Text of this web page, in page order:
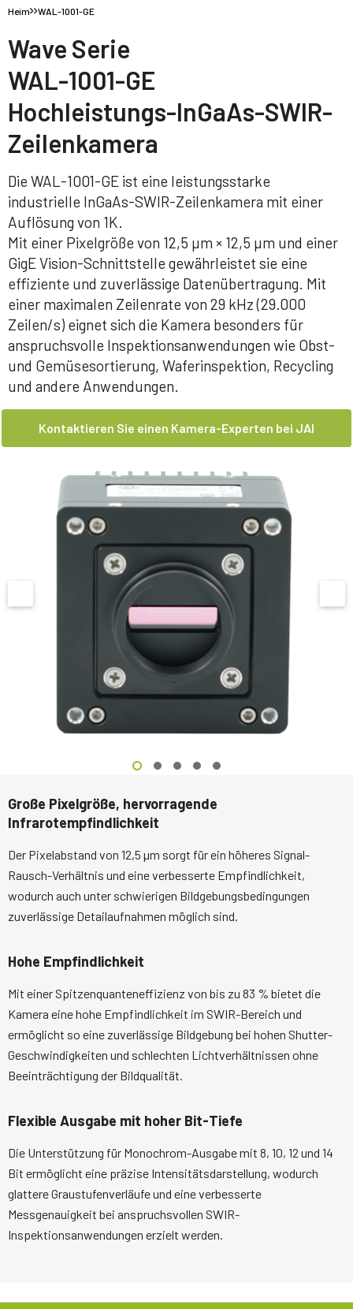
Heim WAL-1001-GE
Wave Serie
WAL-1001-GE
Hochleistungs-InGaAs-SWIR-
Zeilenkamera
Die WAL-1001-GE ist eine leistungsstarke
industrielle InGaAs-SWIR-Zeilenkamera mit einer
Auflösung von 1K.
Mit einer Pixelgröße von 12,5 µm × 12,5 µm und einer
GigE Vision-Schnittstelle gewährleistet sie eine
effiziente und zuverlässige Datenübertragung. Mit
einer maximalen Zeilenrate von 29 kHz (29.000
Zeilen/s) eignet sich die Kamera besonders für
anspruchsvolle Inspektionsanwendungen wie Obst-
und Gemüsesortierung, Waferinspektion, Recycling
und andere Anwendungen.
Kontaktieren Sie einen Kamera-Experten bei JAI
Große Pixelgröße, hervorragende
Infrarotempfindlichkeit
Der Pixelabstand von 12,5 µm sorgt für ein höheres Signal-
Rausch-Verhältnis und eine verbesserte Empfindlichkeit,
wodurch auch unter schwierigen Bildgebungsbedingungen
zuverlässige Detailaufnahmen möglich sind.
Hohe Empfindlichkeit
Mit einer Spitzenquanteneffizienz von bis zu 83 % bietet die
Kamera eine hohe Empfindlichkeit im SWIR-Bereich und
ermöglicht so eine zuverlässige Bildgebung bei hohen Shutter-
Geschwindigkeiten und schlechten Lichtverhältnissen ohne
Beeinträchtigung der Bildqualität.
Flexible Ausgabe mit hoher Bit-Tiefe
Die Unterstützung für Monochrom-Ausgabe mit 8, 10, 12 und 14
Bit ermöglicht eine präzise Intensitätsdarstellung, wodurch
glattere Graustufenverläufe und eine verbesserte
Messgenauigkeit bei anspruchsvollen SWIR-
Inspektionsanwendungen erzielt werden.